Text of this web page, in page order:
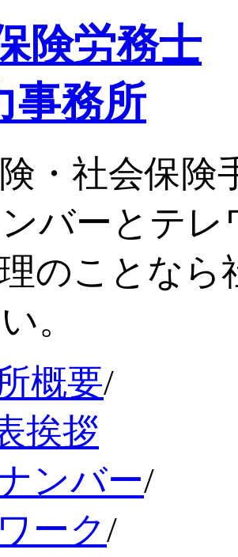
・社会保険
バーとテ
のことなら
。
概要/
挨拶
ンバー/
ーク/